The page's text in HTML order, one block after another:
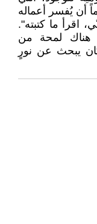
أن يُفسر أعماله
اقرأ ما كتبته".
هناك لمحة من
كان يبحث عن نورٍ